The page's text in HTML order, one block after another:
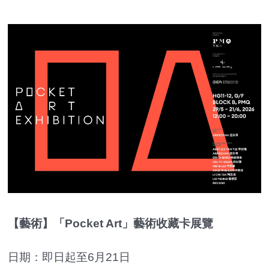
【藝術】「Pocket Art」藝術收藏卡展覽
日期：即日起至6月21日